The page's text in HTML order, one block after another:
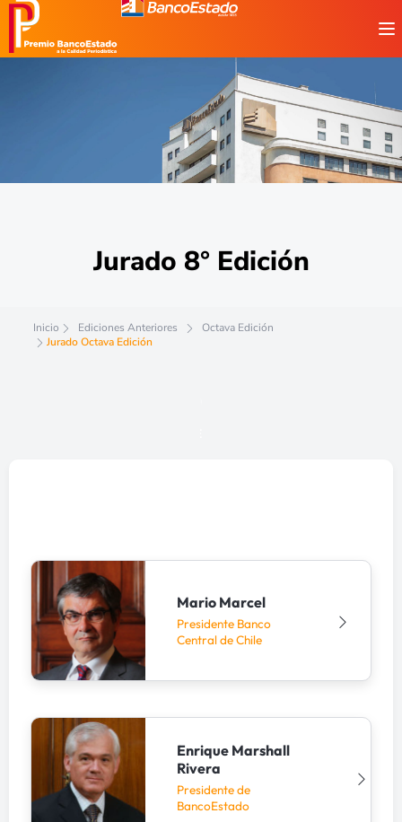
Jurado 8° Edición
Inicio Ediciones Anteriores
Octava Edición
Jurado Octava Edición
Mario Marcel
Presidente Banco
Central de Chile
Enrique Marshall
Rivera
Presidente de
BancoEstado